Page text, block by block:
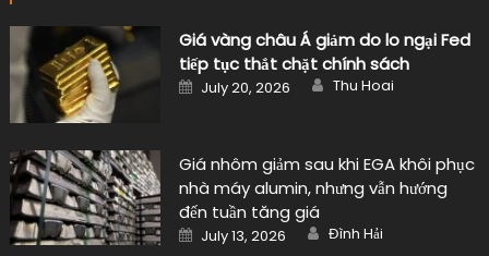
Giá vàng châu Á giảm do lo ngại Fed
tiếp tục thắt chặt chính sách
Posted
on
July 20, 2026 Author
Thu Hoai
Giá nhôm giảm sau khi EGA khôi phục
nhà máy alumin, nhưng vẫn hướng
đến tuần tăng giá
Posted
on
July 13, 2026 Author
Đình Hải